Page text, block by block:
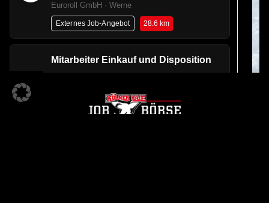
Euroroll GmbH · Werne
Externes Job-Angebot 28.6 km
Mitarbeiter Einkauf und Disposition
Storopack Deutschland GmbH + Co. KG ·
Mülheim an der Ruhr